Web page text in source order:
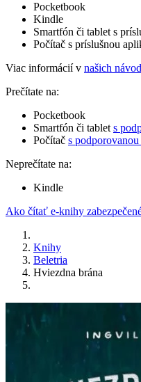
Pocketbook
Kindle
Smartfón či tablet s
Počítač s príslušnou
Viac informácií v našich
Prečítate na:
Pocketbook
Smartfón či tablet s
Počítač s
Neprečítate na:
Kindle
Ako čítať e-knihy
Knihy
Beletria
Hviezdna brána